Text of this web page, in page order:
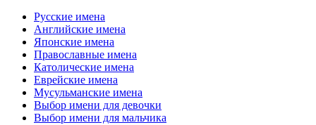
Русские имена
Английские имена
Японские имена
Православные имена
Католические имена
Еврейские имена
Мусульманские имена
Выбор имени для девочки
Выбор имени для мальчика